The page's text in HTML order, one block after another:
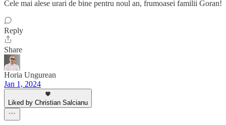
Cele mai alese urari de bine pentru noul an, frumoasei familii Goran!
Reply
Share
Horia Ungurean
Jan 1, 2024
Liked by Christian Salcianu